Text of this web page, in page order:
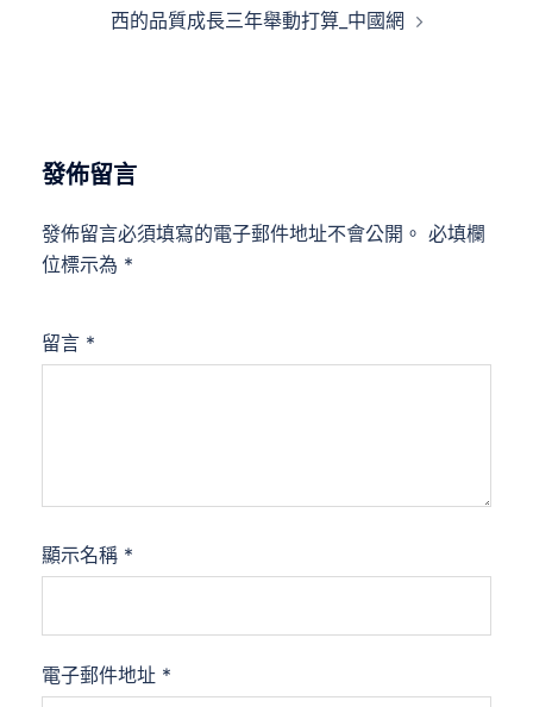
西的品質成長三年舉動打算_中國網
發佈留言
發佈留言必須填寫的電子郵件地址不會公開。 必填欄
位標示為 *
留言 *
顯示名稱 *
電子郵件地址 *